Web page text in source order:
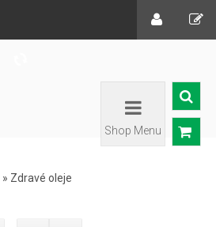
Shop Menu
» Zdravé oleje